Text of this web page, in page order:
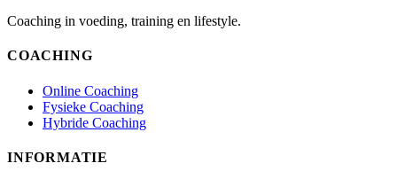
Coaching in voeding, training en lifestyle.
COACHING
Online Coaching
Fysieke Coaching
Hybride Coaching
INFORMATIE